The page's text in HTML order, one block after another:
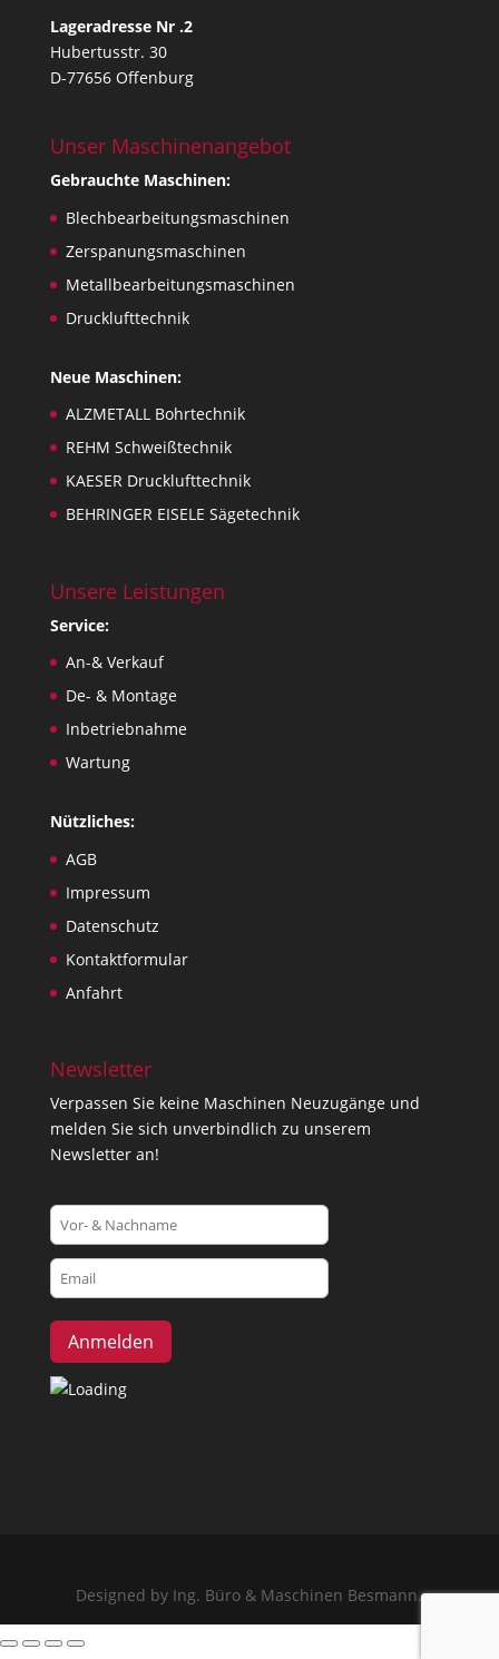
Lageradresse Nr .2
Hubertusstr. 30
D-77656 Offenburg
Unser Maschinenangebot
Gebrauchte Maschinen:
Blechbearbeitungsmaschinen
Zerspanungsmaschinen
Metallbearbeitungsmaschinen
Drucklufttechnik
Neue Maschinen:
ALZMETALL Bohrtechnik
REHM Schweißtechnik
KAESER Drucklufttechnik
BEHRINGER EISELE Sägetechnik
Unsere Leistungen
Service:
An-& Verkauf
De- & Montage
Inbetriebnahme
Wartung
Nützliches:
AGB
Impressum
Datenschutz
Kontaktformular
Anfahrt
Newsletter
Verpassen Sie keine Maschinen Neuzugänge und
melden Sie sich unverbindlich zu unserem
Newsletter an!
Designed by Ing. Büro & Maschinen Besmann.